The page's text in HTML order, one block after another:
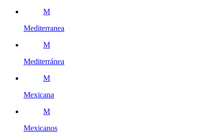
M
Mediterranea
M
Mediterránea
M
Mexicana
M
Mexicanos